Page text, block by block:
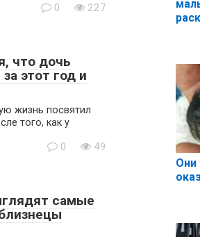
0 227
что дочь
этот год и
жизнь посвятил
того, как у
0 49
самые
Они